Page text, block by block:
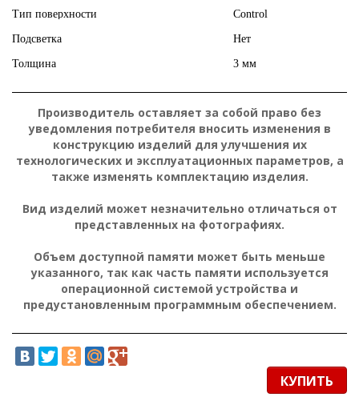
Тип поверхности Control
Подсветка Нет
Толщина 3 мм
д
о
б
н
е
е
:
Производитель оставляет за собой право без
уведомления потребителя вносить изменения в
конструкцию изделий для улучшения их
технологических и эксплуатационных параметров, а
также изменять комплектацию изделия.
Вид изделий может незначительно отличаться от
представленных на фотографиях.
Объем доступной памяти может быть меньше
указанного, так как часть памяти используется
операционной системой устройства и
предустановленным программным обеспечением.
КУПИТЬ